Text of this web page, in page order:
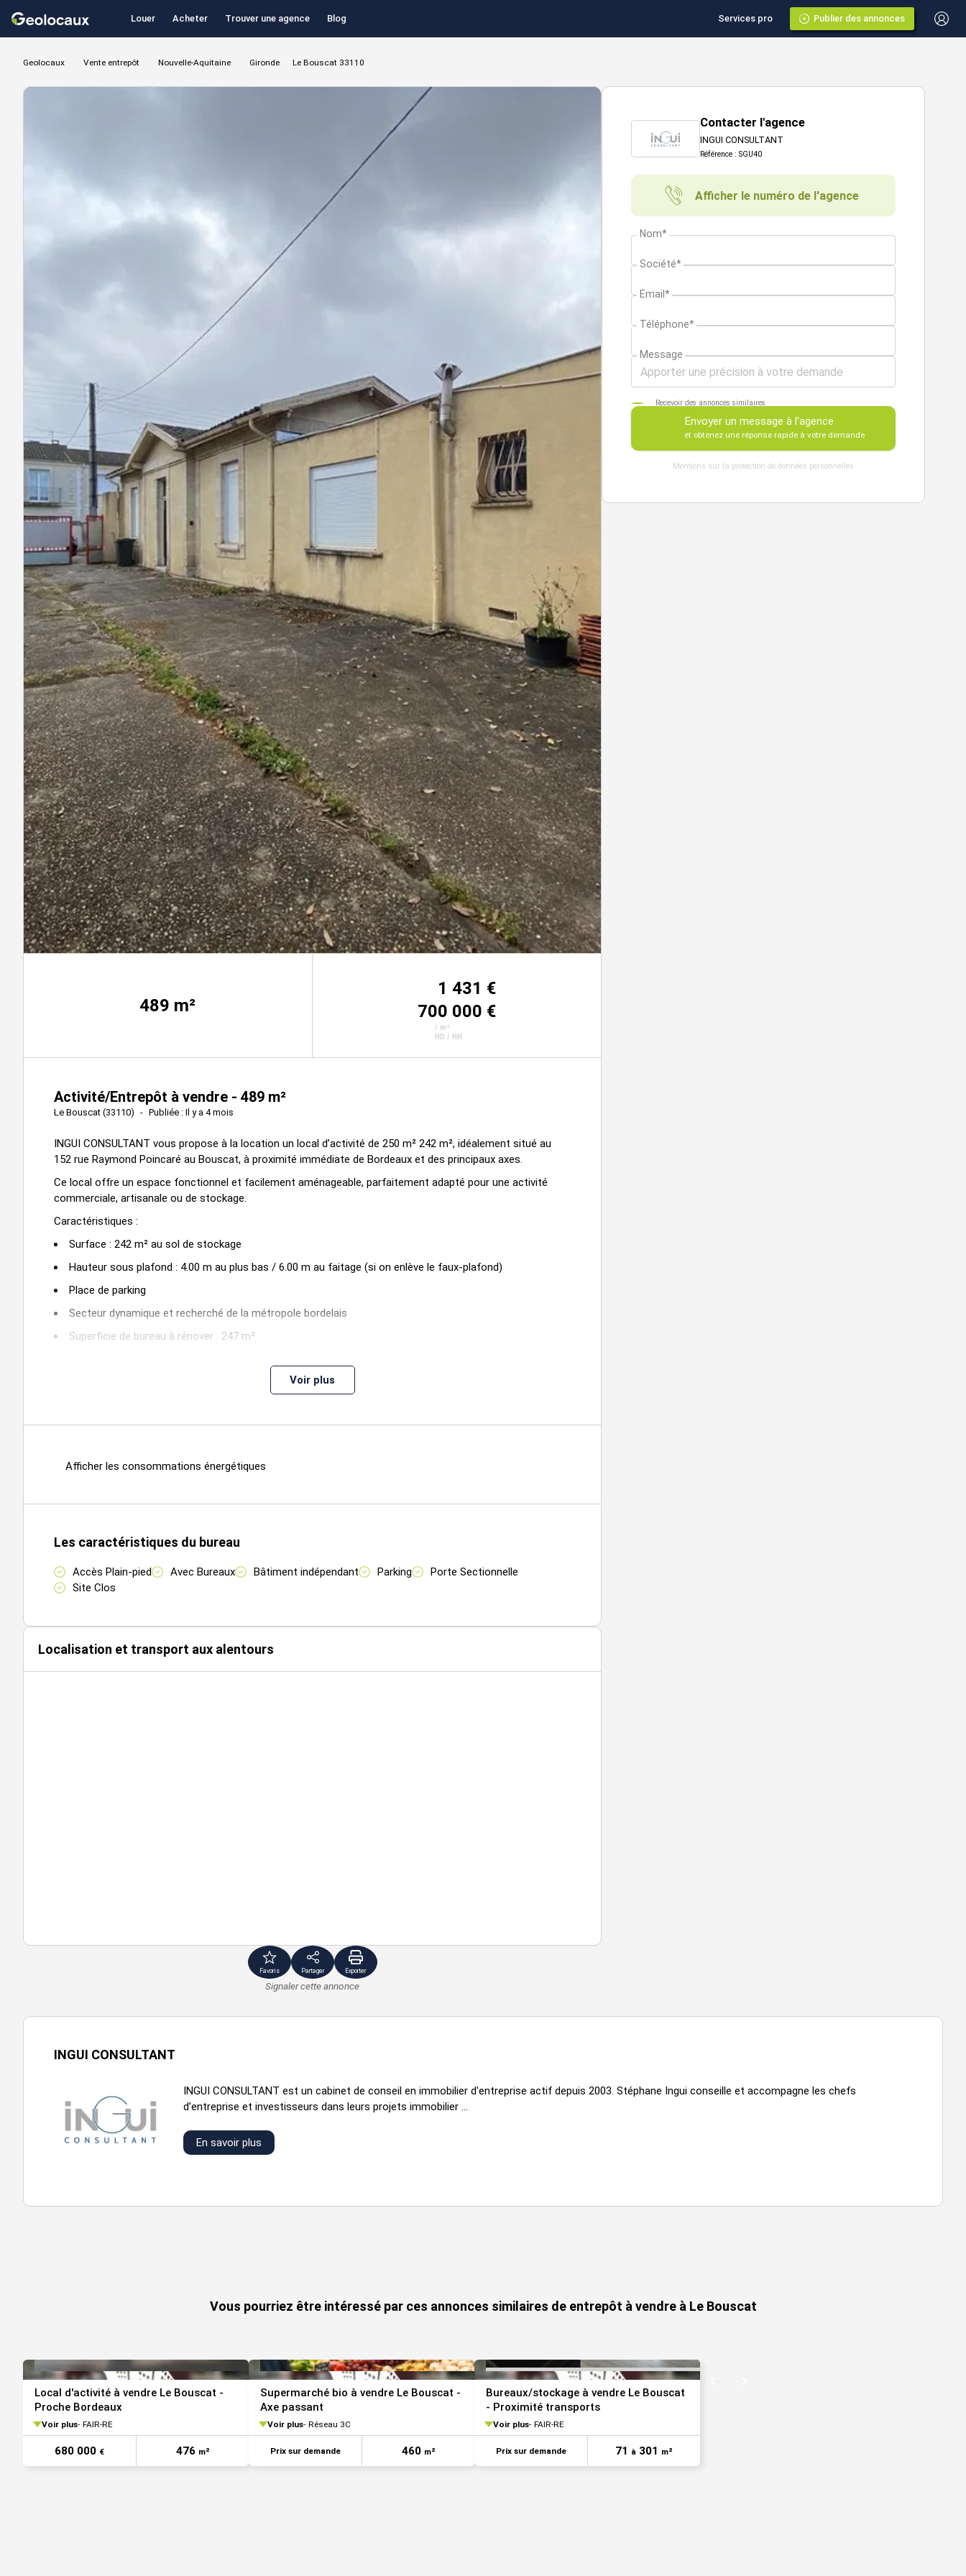
Louer Acheter Trouver une agence Blog Services pro Publier des annonces
Geolocaux Vente entrepôt Nouvelle-Aquitaine Gironde Le Bouscat 33110
489 m²
1 431 €
700 000 €
/ m²
HD / HH
Activité/Entrepôt à vendre - 489 m²
Le Bouscat (33110) Publiée : Il y a 4 mois
INGUI CONSULTANT vous propose à la location un local d’activité de 250 m² 242 m², idéalement situé au
152 rue Raymond Poincaré au Bouscat, à proximité immédiate de Bordeaux et des principaux axes.
Ce local offre un espace fonctionnel et facilement aménageable, parfaitement adapté pour une activité
commerciale, artisanale ou de stockage.
Caractéristiques :
Surface : 242 m² au sol de stockage
Hauteur sous plafond : 4.00 m au plus bas / 6.00 m au faitage (si on enlève le faux-plafond)
Place de parking
Secteur dynamique et recherché de la métropole bordelais
Superficie de bureau à rénover : 247 m²
Voir plus
Afficher les consommations énergétiques
Les caractéristiques du bureau
Accès Plain-pied Avec Bureaux Bâtiment indépendant Parking
Porte Sectionnelle
Site Clos
Localisation et transport aux alentours
Favoris Partager Exporter
Signaler cette annonce
Contacter l'agence
INGUI CONSULTANT
Référence : SGU40
Afficher le numéro de l'agence
Nom*
Société*
Email*
Téléphone*
Message
Recevoir des annonces similaires
Envoyer un message à l'agence
et obtenez une réponse rapide à votre demande
Mentions sur la protection de données personnelles
INGUI CONSULTANT
INGUI CONSULTANT est un cabinet de conseil en immobilier d'entreprise actif depuis 2003. Stéphane Ingui conseille et accompagne les chefs
d’entreprise et investisseurs dans leurs projets immobilier ...
En savoir plus
Vous pourriez être intéressé par ces annonces similaires de entrepôt à vendre à Le Bouscat
Local d'activité à vendre Le Bouscat -
Proche Bordeaux
Voir plus FAIR-RE
680 000 € 476 m²
Supermarché bio à vendre Le Bouscat -
Axe passant
Voir plus Réseau 3C
Prix sur demande 460 m²
Bureaux/stockage à vendre Le Bouscat
- Proximité transports
Voir plus FAIR-RE
Prix sur demande 71 à 301 m²